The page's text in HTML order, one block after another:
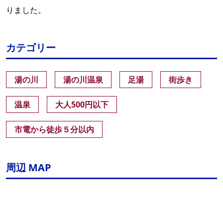
りました。
カテゴリー
湯の川 湯の川温泉 足湯 街歩き
温泉 大人500円以下
市電から徒歩５分以内
周辺 MAP